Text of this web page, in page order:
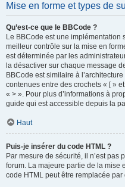
Mise en forme et types de
Qu’est-ce que le BBCode ?
Le BBCode est une implémentation
meilleur contrôle sur la mise en
est déterminée par les
la désactiver sur chaque message
BBCode est similaire à
contenues entre des crochets « [ »
« > ». Pour plus d’informations à
guide qui est accessible depuis la
Haut
Puis-je insérer du code HTML ?
Par mesure de sécurité, il n’est pas
forum. La majeure partie de la mise
code HTML peut être remplacée par